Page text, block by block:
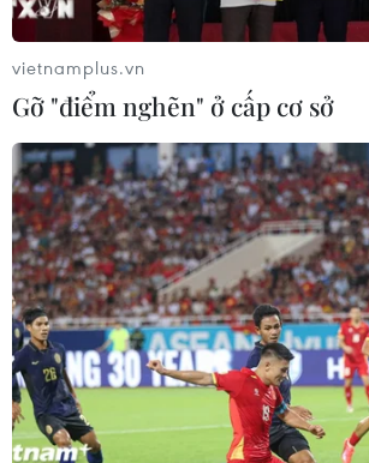
Ứng dụng CNTT để nâng cao
chất lượng khám chữa bệnh
31/01/2017 05:07
Theo Cục trưởng Công nghệ thông tin,
bệnh viện tuyến Trung ương, 68%
và 61% bệnh viện tuyến huyện đã
quản lý bệnh viện.
vietnamplus.vn
Gỡ "điểm nghẽn" ở cấp cơ sở